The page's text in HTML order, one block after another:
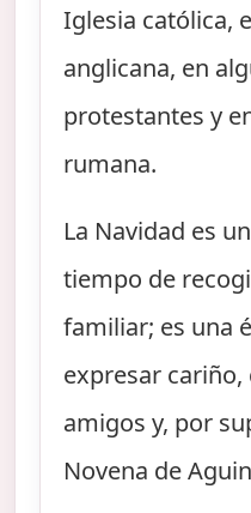
Iglesia católica,
anglicana, en
protestantes y
rumana.
La Navidad es
tiempo de
familiar; es una
expresar
amigos y, por
Novena de